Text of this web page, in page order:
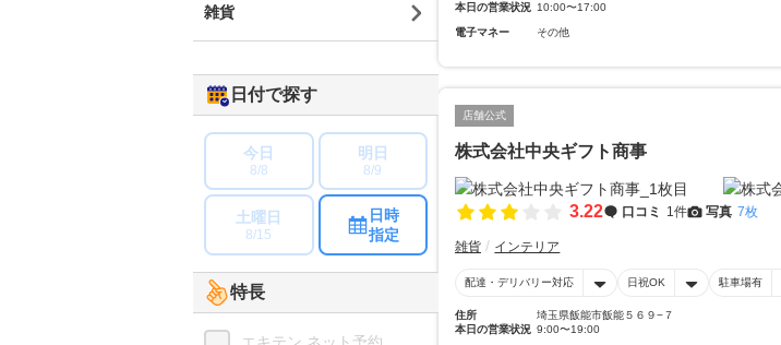
本日の営業状況 10:00〜17:00
電子マネー その他
店舗公式
株式会社中央ギフト商事
3.22 口コミ 1件 写真 7枚
雑貨 インテリア
配達・デリバリー対応 日祝OK 駐車場有
住所
埼玉県飯能市飯能５６９−７
本日の営業状況 9:00〜19:00
雑貨
日付で探す
今日
8/8
明日
8/9
土曜日
8/15
日時
指定
特長